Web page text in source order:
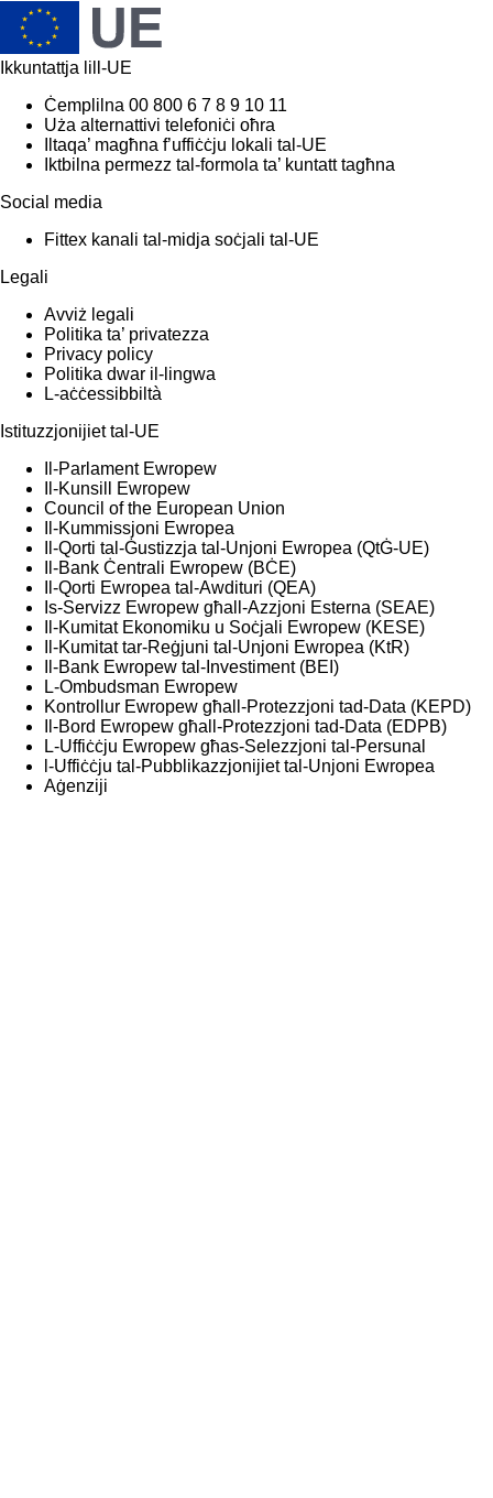
Ikkuntattja lill-UE
Ċemplilna 00 800 6 7 8 9 10 11
Uża alternattivi telefoniċi oħra
Iltaqa’ magħna f’uffiċċju lokali tal-UE
Iktbilna permezz tal-formola ta’ kuntatt tagħna
Social media
Fittex kanali tal-midja soċjali tal-UE
Legali
Avviż legali
Politika ta’ privatezza
Privacy policy
Politika dwar il-lingwa
L-aċċessibbiltà
Istituzzjonijiet tal-UE
Il-Parlament Ewropew
Il-Kunsill Ewropew
Council of the European Union
Il-Kummissjoni Ewropea
Il-Qorti tal-Ġustizzja tal-Unjoni Ewropea (QtĠ-UE)
Il-Bank Ċentrali Ewropew (BĊE)
Il-Qorti Ewropea tal-Awdituri (QEA)
Is-Servizz Ewropew għall-Azzjoni Esterna (SEAE)
Il-Kumitat Ekonomiku u Soċjali Ewropew (KESE)
Il-Kumitat tar-Reġjuni tal-Unjoni Ewropea (KtR)
Il-Bank Ewropew tal-Investiment (BEI)
L-Ombudsman Ewropew
Kontrollur Ewropew għall-Protezzjoni tad-Data (KEPD)
Il-Bord Ewropew għall-Protezzjoni tad-Data (EDPB)
L-Uffiċċju Ewropew għas-Selezzjoni tal-Persunal
l-Uffiċċju tal-Pubblikazzjonijiet tal-Unjoni Ewropea
Aġenziji